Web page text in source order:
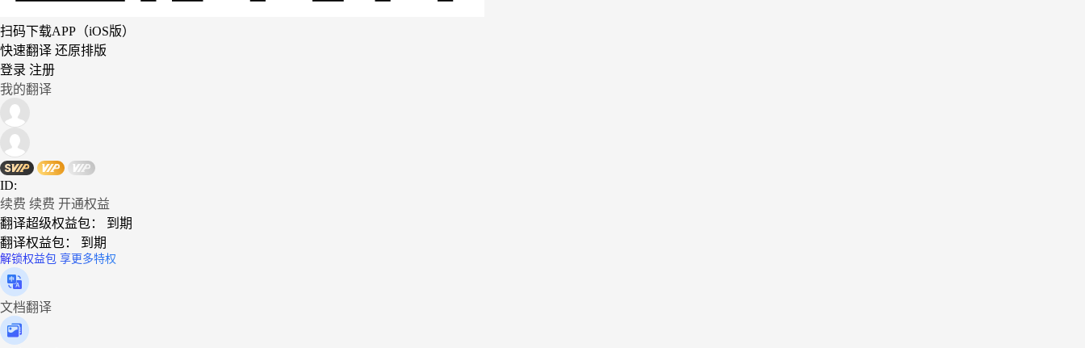
扫码下载APP（iOS版）
快速翻译 还原排版
登录 注册
我的翻译
ID:
续费 续费 开通权益
翻译超级权益包：
到期
翻译权益包：
到期
解锁权益包 享更多特权
文档翻译